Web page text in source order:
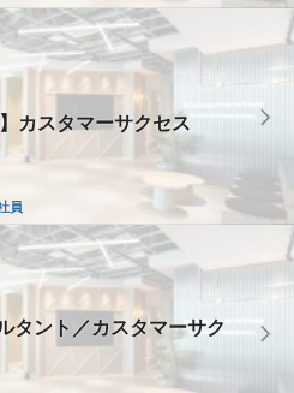
カスタマーサクセス
員
タント／カスタマーサク